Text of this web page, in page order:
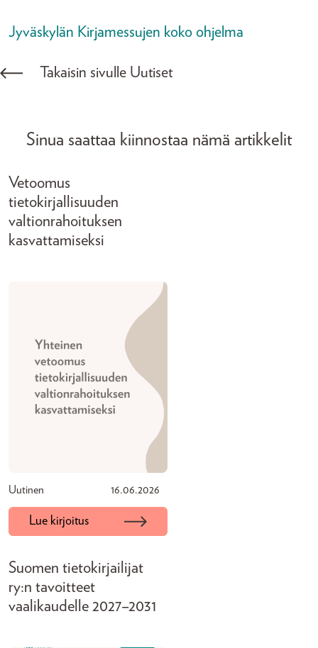
Jyväskylän Kirjamessujen koko ohjelma
Takaisin sivulle Uutiset
Sinua saattaa kiinnostaa nämä artikkelit
Vetoomus
tietokirjallisuuden
valtionrahoituksen
kasvattamiseksi
Uutinen 16.06.2026
Lue kirjoitus
Suomen tietokirjailijat
ry:n tavoitteet
vaalikaudelle 2027–2031